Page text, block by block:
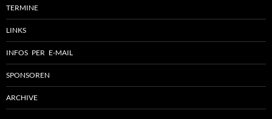
TERMINE
LINKS
INFOS PER E-MAIL
SPONSOREN
ARCHIVE